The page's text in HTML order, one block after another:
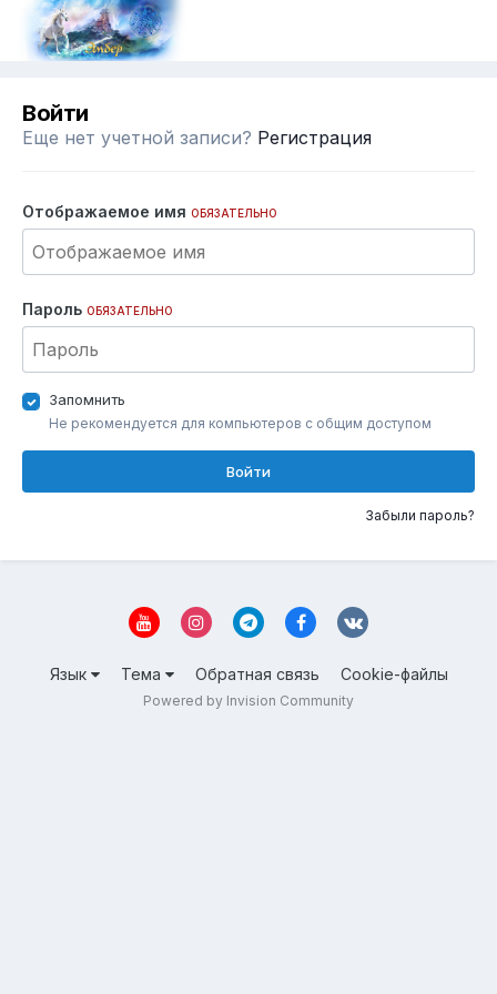
Войти
Еще нет учетной записи? Регистрация
Отображаемое имя ОБЯЗАТЕЛЬНО
Пароль ОБЯЗАТЕЛЬНО
Запомнить
Не рекомендуется для компьютеров с общим доступом
Войти
Забыли пароль?
Язык Тема Обратная связь Cookie-файлы
Powered by Invision Community